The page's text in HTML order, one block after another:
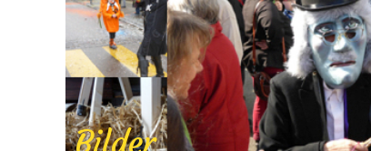
Bilder